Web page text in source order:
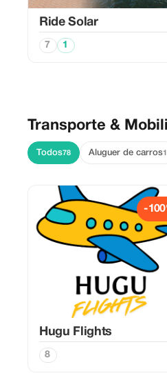
Ride Solar
7 1
Transporte &
Todos78 Aluguer de carros1
-
Hugu Flights
8